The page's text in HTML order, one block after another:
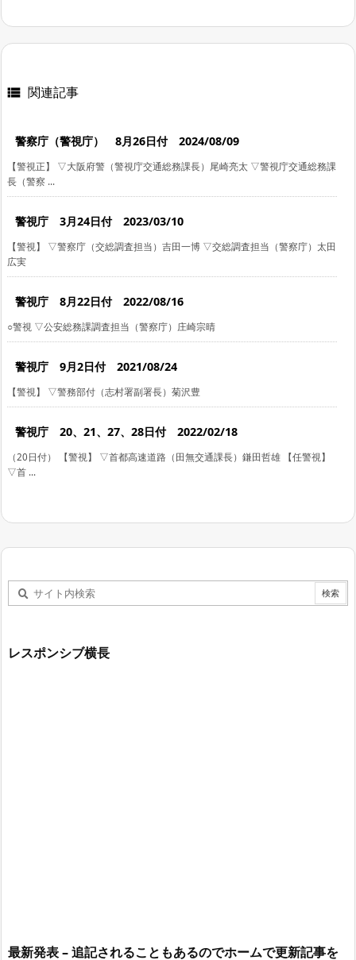
 関連記事
警察庁（警視庁） 8月26日付 2024/08/09
【警視正】 ▽大阪府警（警視庁交通総務課長）尾崎亮太 ▽警視庁交通総務課
長（警察 ...
警視庁 3月24日付 2023/03/10
【警視】 ▽警察庁（交総調査担当）吉田一博 ▽交総調査担当（警察庁）太田
広実
警視庁 8月22日付 2022/08/16
○警視 ▽公安総務課調査担当（警察庁）庄崎宗晴
警視庁 9月2日付 2021/08/24
【警視】 ▽警務部付（志村署副署長）菊沢豊
警視庁 20、21、27、28日付 2022/02/18
（20日付） 【警視】 ▽首都高速道路（田無交通課長）鎌田哲雄 【任警視】
▽首 ...
レスポンシブ横長
最新発表 – 追記されることもあるのでホームで更新記事を